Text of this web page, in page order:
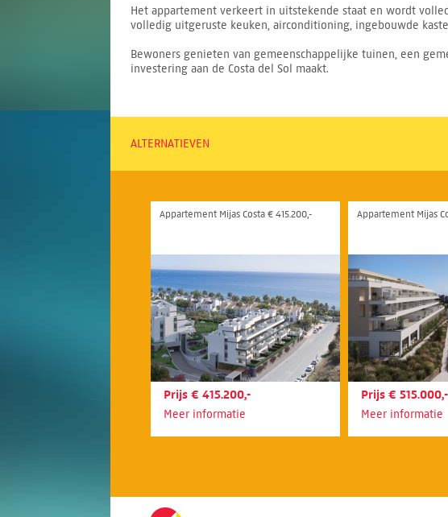
Het appartement verkeert in uitstekende staat en wordt
volledig uitgeruste keuken, airconditioning, ingebouwde
Bewoners genieten van gemeenschappelijke tuinen, een
investering aan de Costa del Sol maakt.
ALTERNATIEVEN
Appartement Mijas Costa € 415.200,-
Prijs € 415.200,-
Meer informatie
Appartement Mijas
Prijs € 515.000,-
Meer informatie